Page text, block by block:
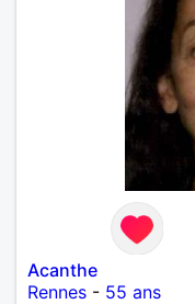
Acanthe
Rennes - 55 ans